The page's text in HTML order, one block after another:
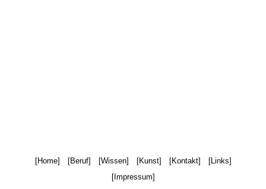
Home Beruf Wissen Kunst Kontakt
Links
Impressum